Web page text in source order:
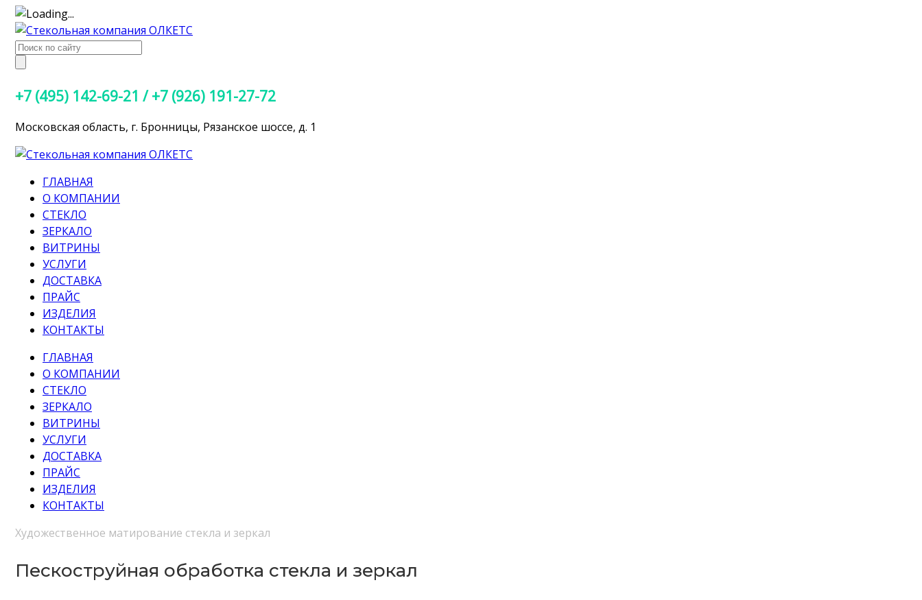
Search
+7 (495) 142-69-21 / +7 (926) 191-27-72
Московская область, г. Бронницы, Рязанское шоссе, д. 1
ГЛАВНАЯ
О КОМПАНИИ
СТЕКЛО
ЗЕРКАЛО
ВИТРИНЫ
УСЛУГИ
ДОСТАВКА
ПРАЙС
ИЗДЕЛИЯ
КОНТАКТЫ
ГЛАВНАЯ
О КОМПАНИИ
СТЕКЛО
ЗЕРКАЛО
ВИТРИНЫ
УСЛУГИ
ДОСТАВКА
ПРАЙС
ИЗДЕЛИЯ
КОНТАКТЫ
Художественное матирование стекла и зеркал
Пескоструйная обработка стекла и зеркал